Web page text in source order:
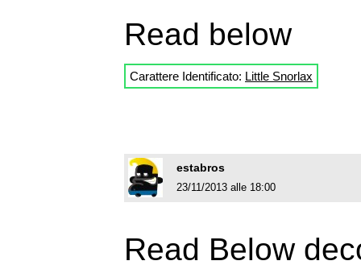
Read below
Carattere Identificato: Little Snorlax
estabros
23/11/2013 alle 18:00
Read Below